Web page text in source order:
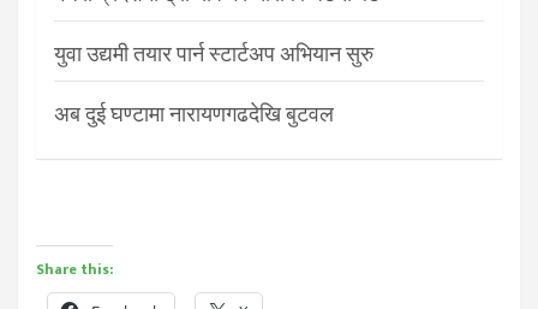
युवा उद्यमी तयार पार्न स्टार्टअप अभियान सुरु
अब दुई घण्टामा नारायणगढदेखि बुटवल
Share this: